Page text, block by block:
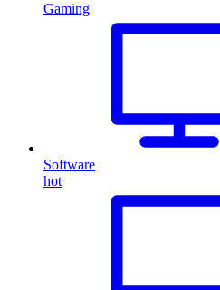
Gaming
Software
hot